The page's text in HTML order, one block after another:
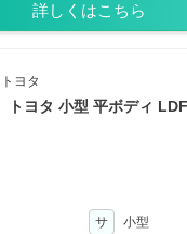
詳しくはこちら
トヨタ
トヨタ 小型 平ボディ
サ 小型